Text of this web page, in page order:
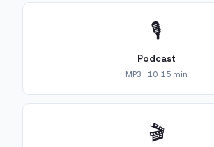
🎙️
Podcast
MP3 · 10-15 min
🎬